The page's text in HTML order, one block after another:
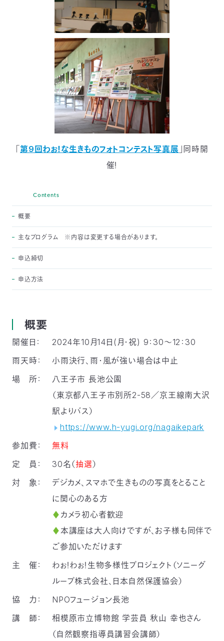
第9回わぉ！な生きものフォトコンテスト写真展 」同時開
催！
Contents
概要
主なプログラム ※内容は変更する場合があります。
申込締切
申込方法
概要
開催日： 2024年10月14日(月・祝) 9：30～12：30
雨天時：
小雨決行、雨・風が強い場合は中止
場 所：
八王子市 長池公園
（東京都八王子市別所2-58／京王線南大沢
駅よりバス）
https://www.h-yugi.org/nagaikepark
参加費：
無料
定 員：
30名（抽選）
対 象：
デジカメ、スマホで生きものの写真をとること
に関心のある方
♦ カメラ初心者歓迎
♦本講座は大人向けですが、お子様も同伴で
ご参加いただけます
主 催：
わぉ！わぉ！生物多様性プロジェクト（ソニーグ
ループ株式会社、日本自然保護協会）
協 力：
NPOフュージョン長池
講 師：
相模原市立博物館 学芸員 秋山 幸也さん
（自然観察指導員講習会講師）